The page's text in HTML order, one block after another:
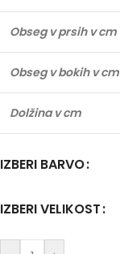
Obseg v prsih v cm
Obseg v bokih v cm
Dolžina v cm
IZBERI BARVO
IZBERI VELIKOST